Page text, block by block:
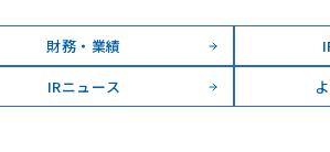
財務・業績
IRニュース